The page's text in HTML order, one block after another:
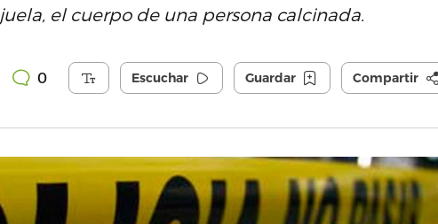
el cuerpo de una persona calcinada.
0 Escuchar Guardar Compartir